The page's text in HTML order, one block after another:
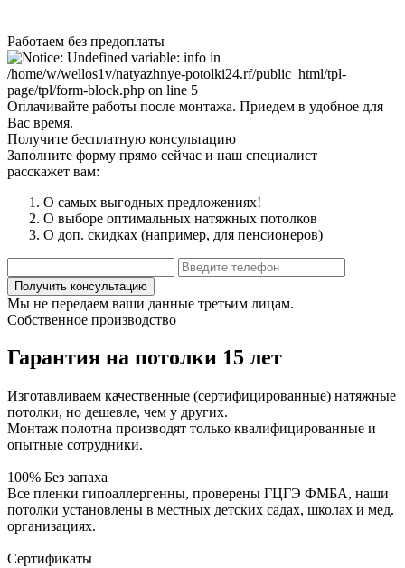
Работаем без предоплаты
Оплачивайте работы после монтажа. Приедем в удобное для
Вас время.
Получите бесплатную консультацию
Заполните форму прямо сейчас и наш специалист
расскажет вам:
О самых выгодных предложениях!
О выборе оптимальных натяжных потолков
О доп. скидках (например, для пенсионеров)
Мы не передаем ваши данные третьим лицам.
Собственное производство
Гарантия на потолки 15 лет
Изготавливаем качественные (сертифицированные) натяжные
потолки, но дешевле, чем у других.
Монтаж полотна производят только квалифицированные и
опытные сотрудники.
100% Без запаха
Все пленки гипоаллергенны, проверены ГЦГЭ ФМБА, наши
потолки установлены в местных детских садах, школах и мед.
организациях.
Сертификаты